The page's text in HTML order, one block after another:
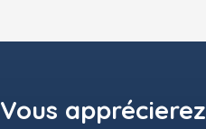
Vous apprécierez